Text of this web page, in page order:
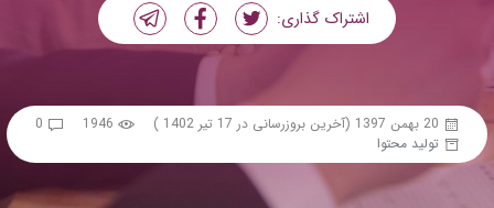
اشتراک گذاری:
20 بهمن 1397 (آخرین بروزرسانی در 17 تیر 1402 ) 1946
0
تولید محتوا